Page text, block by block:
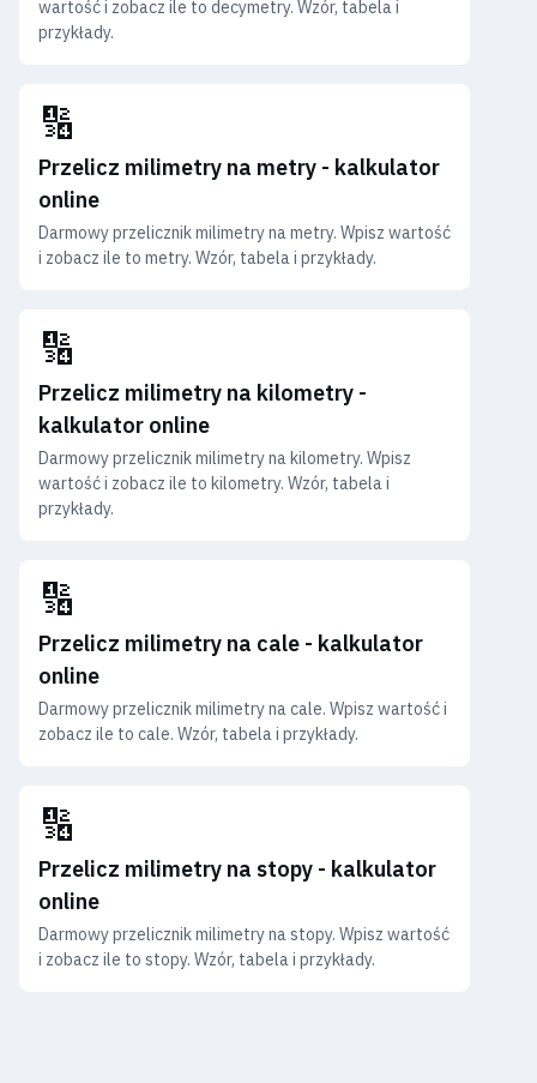
wartość i zobacz ile to decymetry. Wzór, tabela i
przykłady.
🔢
Przelicz milimetry na metry - kalkulator
online
Darmowy przelicznik milimetry na metry. Wpisz wartość
i zobacz ile to metry. Wzór, tabela i przykłady.
🔢
Przelicz milimetry na kilometry -
kalkulator online
Darmowy przelicznik milimetry na kilometry. Wpisz
wartość i zobacz ile to kilometry. Wzór, tabela i
przykłady.
🔢
Przelicz milimetry na cale - kalkulator
online
Darmowy przelicznik milimetry na cale. Wpisz wartość i
zobacz ile to cale. Wzór, tabela i przykłady.
🔢
Przelicz milimetry na stopy - kalkulator
online
Darmowy przelicznik milimetry na stopy. Wpisz wartość
i zobacz ile to stopy. Wzór, tabela i przykłady.